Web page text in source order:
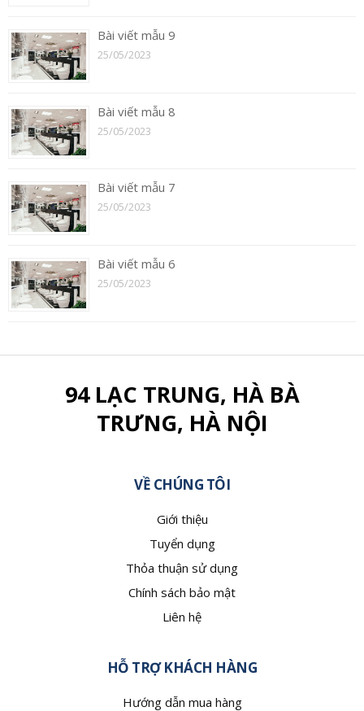
Bài viết mẫu 9
25/05/2023
Bài viết mẫu 8
25/05/2023
Bài viết mẫu 7
25/05/2023
Bài viết mẫu 6
25/05/2023
94 LẠC TRUNG, HÀ BÀ
TRƯNG, HÀ NỘI
VỀ CHÚNG TÔI
Giới thiệu
Tuyển dụng
Thỏa thuận sử dụng
Chính sách bảo mật
Liên hệ
HỖ TRỢ KHÁCH HÀNG
Hướng dẫn mua hàng